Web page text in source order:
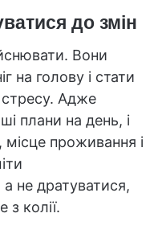
до змін
Вони
на голову і стати
Адже
плани на день, і
місце проживання і
не дратуватися,
колії.